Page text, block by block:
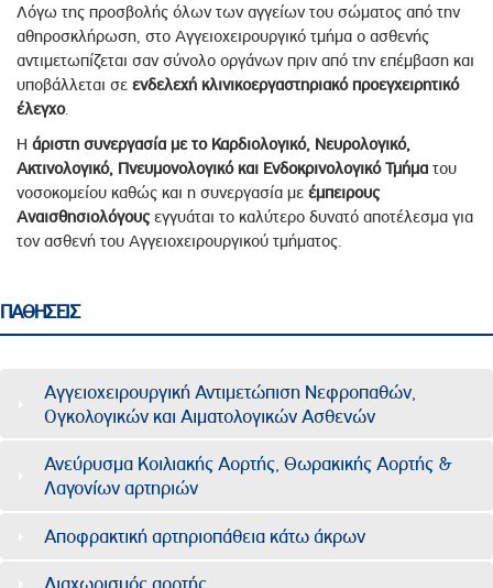
Λόγω της προσβολής όλων των αγγείων του σώματος από την
αθηροσκλήρωση, στο Αγγειοχειρουργικό τμήμα ο ασθενής
αντιμετωπίζεται σαν σύνολο οργάνων πριν από την επέμβαση και
υποβάλλεται σε ενδελεχή κλινικοεργαστηριακό προεγχειρητικό
έλεγχο.
Η άριστη συνεργασία με το Καρδιολογικό, Νευρολογικό,
Ακτινολογικό, Πνευμονολογικό και Ενδοκρινολογικό Τμήμα του
νοσοκομείου καθώς και η συνεργασία με έμπειρους
Αναισθησιολόγουςεγγυάται το καλύτερο δυνατό αποτέλεσμα για
τον ασθενή του Αγγειοχειρουργικού τμήματος.
ΠΑΘΗΣΕΙΣ
Αγγειοχειρουργική Αντιμετώπιση Νεφροπαθών,
Ογκολογικών και Αιματολογικών Ασθενών
Ανεύρυσμα Κοιλιακής Αορτής, Θωρακικής Αορτής &
Λαγονίων αρτηριών
Αποφρακτική αρτηριοπάθεια κάτω άκρων